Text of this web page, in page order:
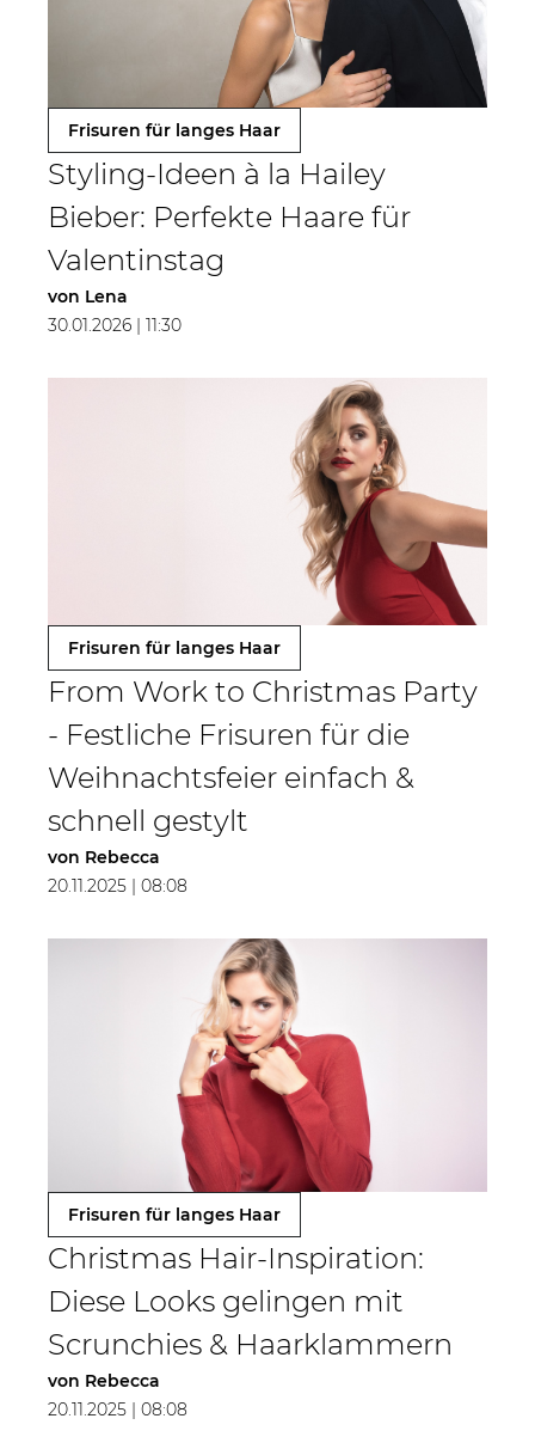
Frisuren für langes Haar
Styling-Ideen à la Hailey
Bieber: Perfekte Haare für
Valentinstag
von Lena
30.01.2026 | 11:30
Frisuren für langes Haar
From Work to Christmas Party
- Festliche Frisuren für die
Weihnachtsfeier einfach &
schnell gestylt
von Rebecca
20.11.2025 | 08:08
Frisuren für langes Haar
Christmas Hair-Inspiration:
Diese Looks gelingen mit
Scrunchies & Haarklammern
von Rebecca
20.11.2025 | 08:08